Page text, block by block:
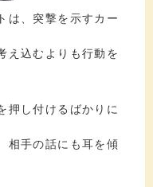
は、突撃を示すカー
え込むよりも行動を
押し付けるばかりに
相手の話にも耳を傾